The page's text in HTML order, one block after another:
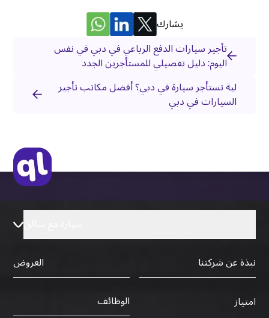
يشارك
تأجير سيارات الدفع الرباعي في دبي في نفس
اليوم: دليل تفصيلي للمستأجرين الجدد
لية تستأجر سيارة في دبي؟ أفضل مكاتب تأجير
السيارات في دبي
نبذة عن شركتنا
العروض
امتياز
الوظائف